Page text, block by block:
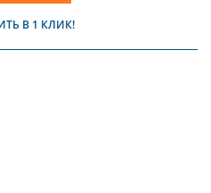
В 1 КЛИК!